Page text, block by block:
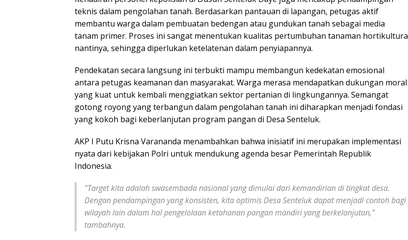
teknis dalam pengolahan tanah. Berdasarkan pantauan di lapangan, petugas aktif
membantu warga dalam pembuatan bedengan atau gundukan tanah sebagai media
tanam primer. Proses ini sangat menentukan kualitas pertumbuhan tanaman hortikultura
nantinya, sehingga diperlukan ketelatenan dalam penyiapannya.
Pendekatan secara langsung ini terbukti mampu membangun kedekatan emosional
antara petugas keamanan dan masyarakat. Warga merasa mendapatkan dukungan moral
yang kuat untuk kembali menggiatkan sektor pertanian di lingkungannya. Semangat
gotong royong yang terbangun dalam pengolahan tanah ini diharapkan menjadi fondasi
yang kokoh bagi keberlanjutan program pangan di Desa Senteluk.
AKP I Putu Krisna Varananda menambahkan bahwa inisiatif ini merupakan implementasi
nyata dari kebijakan Polri untuk mendukung agenda besar Pemerintah Republik
Indonesia.
“Target kita adalah swasembada nasional yang dimulai dari kemandirian di tingkat desa.
Dengan pendampingan yang konsisten, kita optimis Desa Senteluk dapat menjadi contoh bagi
wilayah lain dalam hal pengelolaan ketahanan pangan mandiri yang berkelanjutan,”
tambahnya.